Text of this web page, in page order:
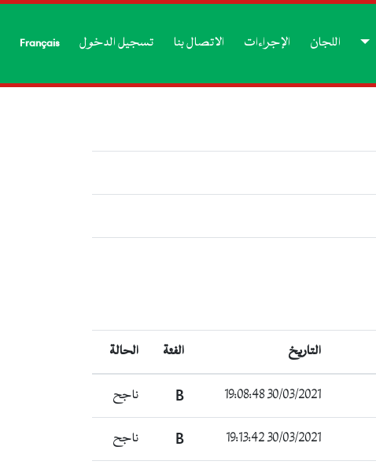
اللجان الإجراءات الاتصال بنا تسجيل الدخول Français
التاريخ الفئة الحالة
30/03/2021 19:08:48
B ناجح
30/03/2021 19:13:42
B ناجح